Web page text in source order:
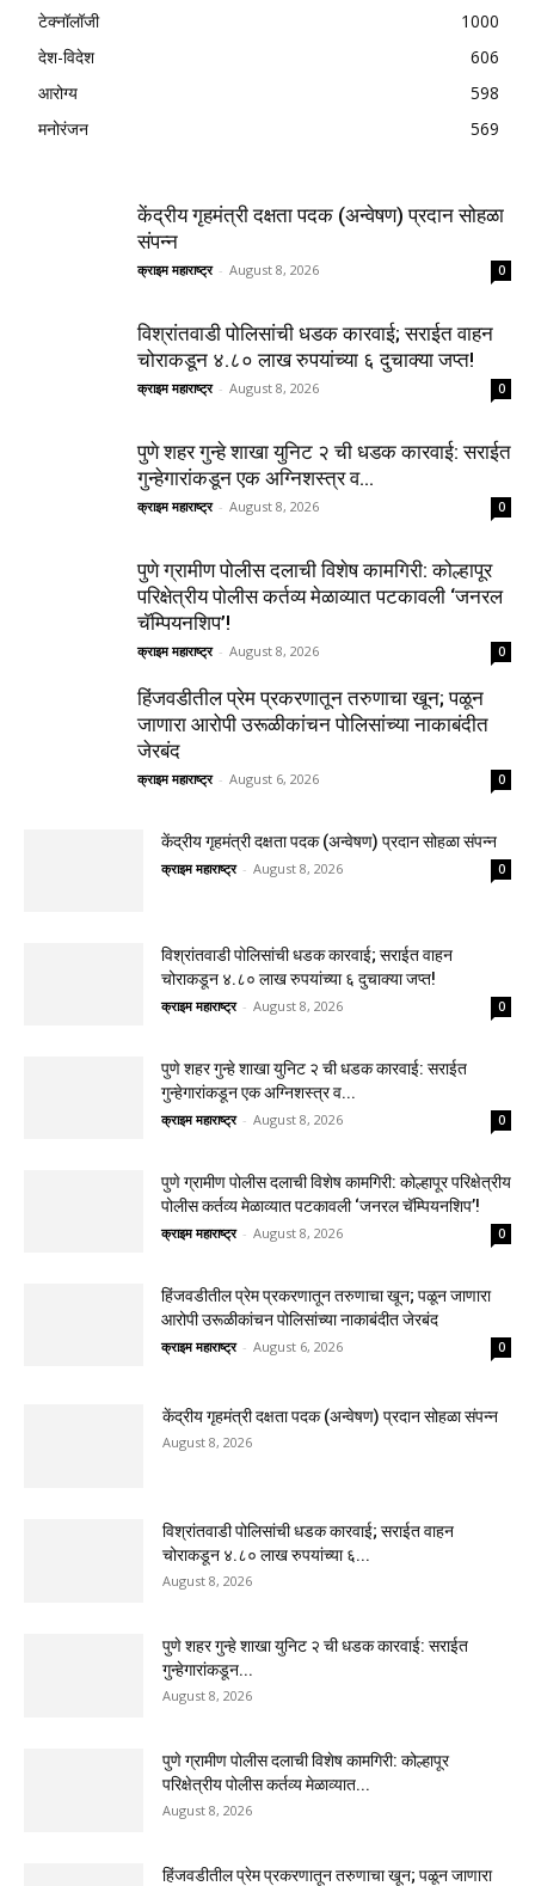
टेक्नॉलॉजी
1000
देश-विदेश
606
आरोग्य
598
मनोरंजन
569
केंद्रीय गृहमंत्री दक्षता पदक (अन्वेषण) प्रदान सोहळा
संपन्न
क्राइम महाराष्ट्र - August 8, 2026 0
विश्रांतवाडी पोलिसांची धडक कारवाई; सराईत वाहन
चोराकडून ४.८० लाख रुपयांच्या ६ दुचाक्या जप्त!
क्राइम महाराष्ट्र - August 8, 2026 0
पुणे शहर गुन्हे शाखा युनिट २ ची धडक कारवाई: सराईत
गुन्हेगारांकडून एक अग्निशस्त्र व...
क्राइम महाराष्ट्र - August 8, 2026 0
पुणे ग्रामीण पोलीस दलाची विशेष कामगिरी: कोल्हापूर
परिक्षेत्रीय पोलीस कर्तव्य मेळाव्यात पटकावली ‘जनरल
चॅम्पियनशिप’!
क्राइम महाराष्ट्र - August 8, 2026 0
हिंजवडीतील प्रेम प्रकरणातून तरुणाचा खून; पळून
जाणारा आरोपी उरूळीकांचन पोलिसांच्या नाकाबंदीत
जेरबंद
क्राइम महाराष्ट्र - August 6, 2026 0
केंद्रीय गृहमंत्री दक्षता पदक (अन्वेषण) प्रदान सोहळा संपन्न
क्राइम महाराष्ट्र - August 8, 2026 0
विश्रांतवाडी पोलिसांची धडक कारवाई; सराईत वाहन
चोराकडून ४.८० लाख रुपयांच्या ६ दुचाक्या जप्त!
क्राइम महाराष्ट्र - August 8, 2026 0
पुणे शहर गुन्हे शाखा युनिट २ ची धडक कारवाई: सराईत
गुन्हेगारांकडून एक अग्निशस्त्र व...
क्राइम महाराष्ट्र - August 8, 2026 0
पुणे ग्रामीण पोलीस दलाची विशेष कामगिरी: कोल्हापूर परिक्षेत्रीय
पोलीस कर्तव्य मेळाव्यात पटकावली ‘जनरल चॅम्पियनशिप’!
क्राइम महाराष्ट्र - August 8, 2026 0
हिंजवडीतील प्रेम प्रकरणातून तरुणाचा खून; पळून जाणारा
आरोपी उरूळीकांचन पोलिसांच्या नाकाबंदीत जेरबंद
क्राइम महाराष्ट्र - August 6, 2026 0
केंद्रीय गृहमंत्री दक्षता पदक (अन्वेषण) प्रदान सोहळा संपन्न
August 8, 2026
विश्रांतवाडी पोलिसांची धडक कारवाई; सराईत वाहन
चोराकडून ४.८० लाख रुपयांच्या ६...
August 8, 2026
पुणे शहर गुन्हे शाखा युनिट २ ची धडक कारवाई: सराईत
गुन्हेगारांकडून...
August 8, 2026
पुणे ग्रामीण पोलीस दलाची विशेष कामगिरी: कोल्हापूर
परिक्षेत्रीय पोलीस कर्तव्य मेळाव्यात...
August 8, 2026
हिंजवडीतील प्रेम प्रकरणातून तरुणाचा खून; पळून जाणारा